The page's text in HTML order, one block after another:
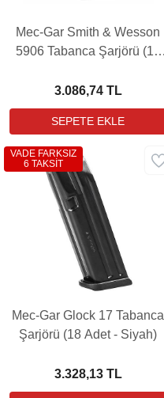
Mec-Gar Smith & Wesson
5906 Tabanca Şarjörü (17
3.086,74 TL
Mec-Gar Glock 17 Tabanca
Şarjörü (18 Adet - Siyah)
3.328,13 TL
VADE FARKSIZ
6 TAKSİT